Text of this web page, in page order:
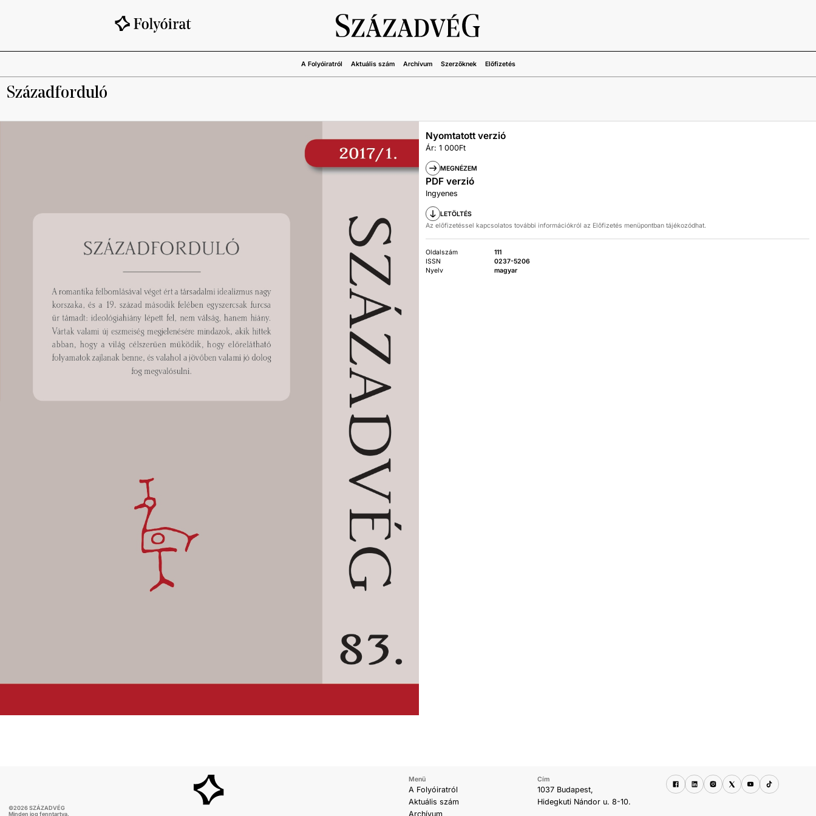
A Folyóiratról Aktuális szám Archívum Szerzőknek Előfizetés
Századforduló
Nyomtatott verzió
Ár: 1 000Ft
MEGNÉZEM
PDF verzió
Ingyenes
LETÖLTÉS
Az előfizetéssel kapcsolatos további információkról az Előfizetés menüpontban tájékozódhat.
Oldalszám
111
ISSN
0237-5206
Nyelv
magyar
©2026SZÁZADVÉG
Minden jog fenntartva.
Menü
A Folyóiratról
Aktuális szám
Archívum
Cím
1037 Budapest,
Hidegkuti Nándor u. 8-10.